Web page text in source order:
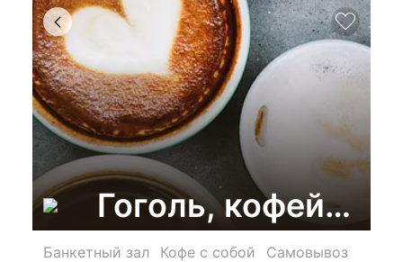
Гоголь, кофейня
Банкетный зал Кофе с собой
Самовывоз